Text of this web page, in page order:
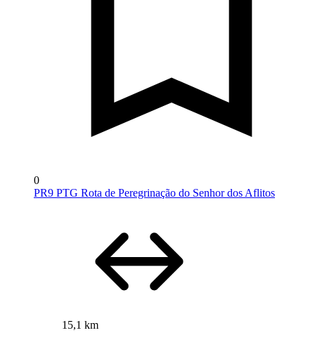
0
PR9 PTG Rota de Peregrinação do Senhor dos Aflitos
15,1 km